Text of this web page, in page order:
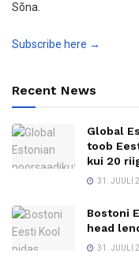
Sõna.
Subscribe here →
Recent News
Global
toob
kui 20
31. JUULI
Bostoni
head
31. JUULI